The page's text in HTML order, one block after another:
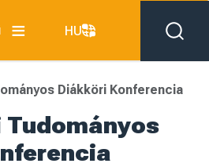
HU
Diákköri Konferencia